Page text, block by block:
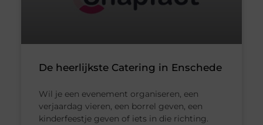
De heerlijkste Catering in Enschede
Wil je een evenement organiseren, een
verjaardag vieren, een borrel geven, een
kinderfeestje geven of iets in die richting.